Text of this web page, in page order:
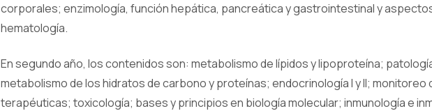
corporales; enzimología, función hepática, pancreática y gastrointestinal y
hematología.
En segundo año, los contenidos son: metabolismo de lípidos y lipoproteína;
metabolismo de los hidratos de carbono y proteínas; endocrinología I y II; monitoreo
terapéuticas; toxicología; bases y principios en biología molecular; inmunología e